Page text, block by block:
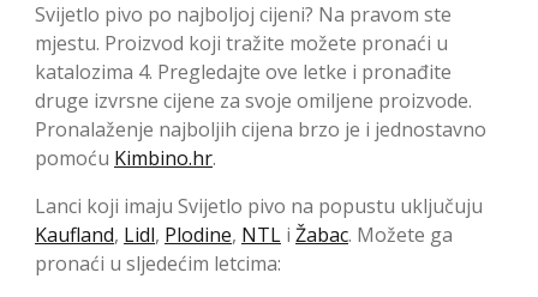
Svijetlo pivo po najboljoj cijeni? Na pravom ste
mjestu. Proizvod koji tražite možete pronaći u
katalozima 4. Pregledajte ove letke i pronađite
druge izvrsne cijene za svoje omiljene proizvode.
Pronalaženje najboljih cijena brzo je i jednostavno
pomoću Kimbino.hr.
Lanci koji imaju Svijetlo pivo na popustu uključuju
Kaufland, Lidl, Plodine, NTL i Žabac. Možete ga
pronaći u sljedećim letcima: